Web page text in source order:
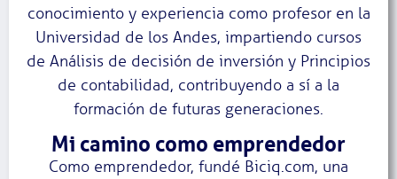
conocimiento y experiencia como profesor en la
Universidad de los Andes, impartiendo cursos
de Análisis de decisión de inversión y Principios
de contabilidad, contribuyendo a sí a la
formación de futuras generaciones.
Mi camino como emprendedor
Como emprendedor, fundé Biciq.com, una